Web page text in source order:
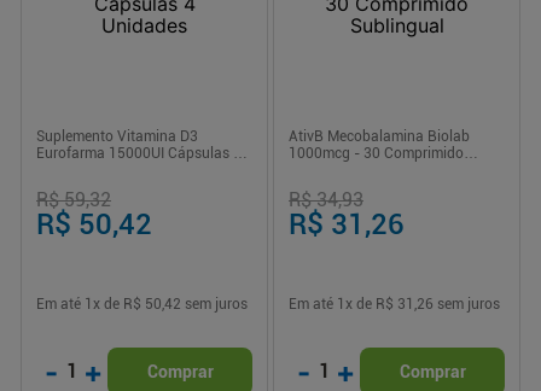
Suplemento Vitamina D3
Eurofarma 15000UI Cápsulas 4
R$ 59,32
R$ 50,42
Em até 1 x de R$ 50,42 sem juros
- 1 + Comprar
AtivB Mecobalamina Biolab
1000mcg - 30 Comprimido
R$ 34,93
R$ 31,26
Em até 1 x de R$ 31,26 sem juros
- 1 + Comprar